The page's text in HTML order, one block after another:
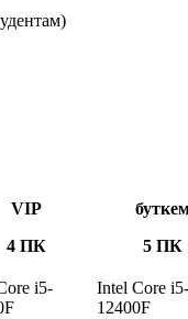
VIP
4 ПК
5 ПК
i5-
Intel Core i5-
12400F